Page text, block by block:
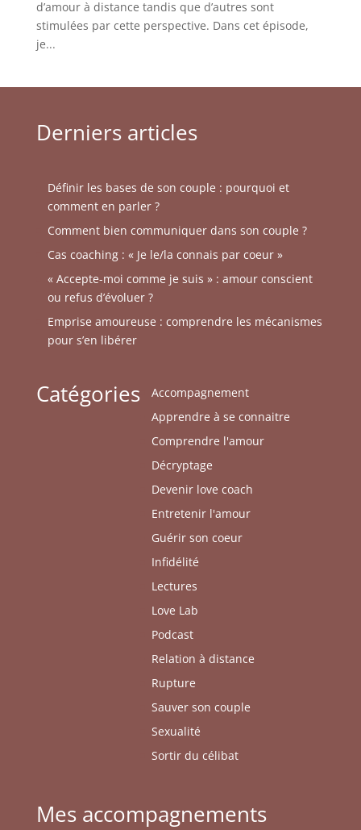
d’amour à distance tandis que d’autres sont
stimulées par cette perspective. Dans cet épisode,
je...
Derniers articles
Définir les bases de son couple : pourquoi et
comment en parler ?
Comment bien communiquer dans son couple ?
Cas coaching : « Je le/la connais par coeur »
« Accepte-moi comme je suis » : amour conscient
ou refus d’évoluer ?
Emprise amoureuse : comprendre les mécanismes
pour s’en libérer
Catégories
Accompagnement
Apprendre à se connaitre
Comprendre l'amour
Décryptage
Devenir love coach
Entretenir l'amour
Guérir son coeur
Infidélité
Lectures
Love Lab
Podcast
Relation à distance
Rupture
Sauver son couple
Sexualité
Sortir du célibat
Mes accompagnements